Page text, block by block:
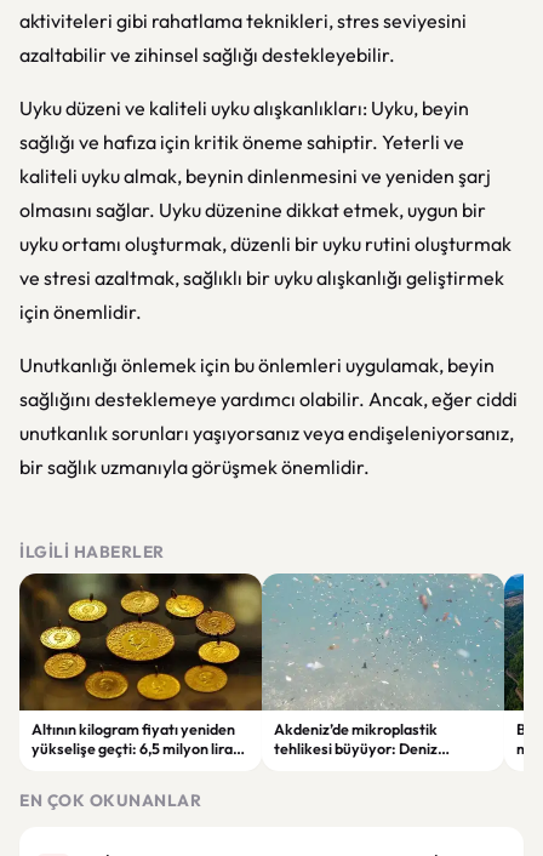
aktiviteleri gibi rahatlama teknikleri, stres seviyesini
azaltabilir ve zihinsel sağlığı destekleyebilir.
Uyku düzeni ve kaliteli uyku alışkanlıkları: Uyku, beyin
sağlığı ve hafıza için kritik öneme sahiptir. Yeterli ve
kaliteli uyku almak, beynin dinlenmesini ve yeniden şarj
olmasını sağlar. Uyku düzenine dikkat etmek, uygun bir
uyku ortamı oluşturmak, düzenli bir uyku rutini oluşturmak
ve stresi azaltmak, sağlıklı bir uyku alışkanlığı geliştirmek
için önemlidir.
Unutkanlığı önlemek için bu önlemleri uygulamak, beyin
sağlığını desteklemeye yardımcı olabilir. Ancak, eğer ciddi
unutkanlık sorunları yaşıyorsanız veya endişeleniyorsanız,
bir sağlık uzmanıyla görüşmek önemlidir.
İLGILI HABERLER
Altının kilogram fiyatı yeniden
yükselişe geçti: 6,5 milyon lirayı
Akdeniz’de mikroplastik
tehlikesi büyüyor: Deniz
EN ÇOK OKUNANLAR